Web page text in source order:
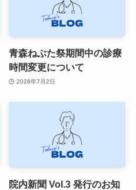
青森ねぶた祭期間中の診療
時間変更について
2026年7月2日
院内新聞 Vol.3 発行のお知